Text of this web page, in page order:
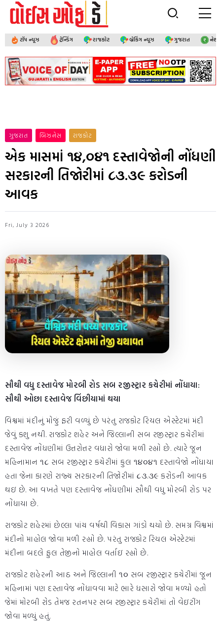
ટૉપ ન્યૂઝ ટ્રેન્ડિંગ રાજકોટ બ્રેકિંગ ન્યૂઝ ગુજરાત
ગુજરાત બિઝનેસ રાજકોટ
એક માસમાં ૧૪,૦૪૧ દસ્તાવેજોની નોંધણી
સરકારની તિજોરીમાં ૮૩.૩૯ કરોડની
આવક
Fri, July 3 2026
સૌથી વધુ દસ્તાવેજ મોરબી રોડ સબ રજીસ્ટ્રાર કચેરીમાં નોંધાયા:
સૌથી ઓછા દસ્તાવેજ વિંછીયામાં થયા
વિશ્વમાં મંદીનું મોજું ફરી વળ્યું છે પરંતુ રાજકોટ રિયલ એસ્ટેટમાં મંદી
જેવું કશુ નથી. રાજકોટ શહેર અને જિલ્લાની સબ રજીસ્ટ્રાર કચેરીમાં
દસ્તાવેજ નોંધણીમાં ઉત્તરોત્તર વધારો જોવા મળી રહ્યો છે. ત્યારે જૂન
મહિનામાન ૧૮ સબ રજીસ્ટ્રાર કચેરીમાં કુલ ૧૪૦૪૧ દસ્તાવેજો નોંધાયા
હતા જેના કારણે રાજ્ય સરકારની તિજોરીમાં ૮૩.૩૯ કરોડની આવક
થઇ છે. આ વખતે પણ દસ્તાવેજ નોંધણીમાં સૌથી વધુ મોરબી રોડ પર
નોંધાયા છે.
રાજકોટ શહેરમાં છેલ્લા પાંચ વર્ષથી વિકાસ ગાંડો થયો છે. સમગ્ર વિશ્વમાં
મંદીનો માહોલ જોવા મળી રહ્યો છે. પરંતુ રાજકોટ રિયલ એસ્ટેટમાં
મંદીના બદલે ફુલ તેજીનો માહોલ વર્તાઇ રહ્યો છે.
રાજકોટ શહેરની આઠ અને જિલ્લાની ૧૦ સબ રજીસ્ટ્રાર કચેરીમાં જૂન
મહિનામાં પણ દસ્તાવેજ નોંધાવવા માટે ભારે ધસારો જોવા મળ્યો હતો
જેમાં મોરબી રોડ તેમજ રતનપર સબ રજીસ્ટ્રાર કચેરીમાં તો વેઇટીંગ
જોવા મળ્યું હતું.